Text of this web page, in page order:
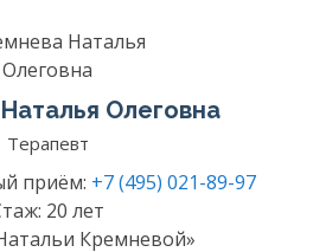
Олеговна
Терапевт
приём: +7 (495) 021-89-97
20 лет
Кремневой»